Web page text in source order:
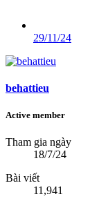
29/11/24
behattieu
Active member
Tham gia ngày
18/7/24
Bài viết
11,941